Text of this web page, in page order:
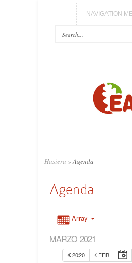
NAVIGATION
Hasiera » Agenda
Agenda
Array
MARZO 2021
2020 FEB